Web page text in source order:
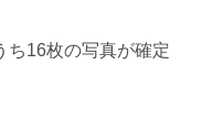
ち16枚の写真が確定